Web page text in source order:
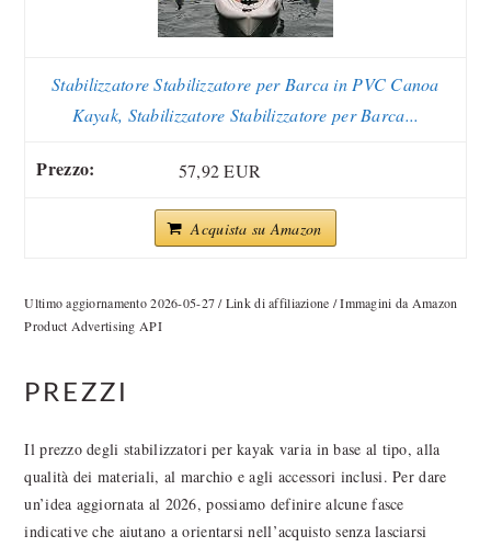
Stabilizzatore Stabilizzatore per Barca in PVC Canoa
Kayak, Stabilizzatore Stabilizzatore per Barca...
57,92 EUR
Acquista su Amazon
Ultimo aggiornamento 2026-05-27 / Link di affiliazione / Immagini da Amazon
Product Advertising API
PREZZI
Il prezzo degli stabilizzatori per kayak varia in base al tipo, alla
qualità dei materiali, al marchio e agli accessori inclusi. Per dare
un’idea aggiornata al 2026, possiamo definire alcune fasce
indicative che aiutano a orientarsi nell’acquisto senza lasciarsi